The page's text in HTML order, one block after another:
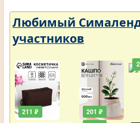
Любимый Сималенд
участников
211 ₽
201 ₽